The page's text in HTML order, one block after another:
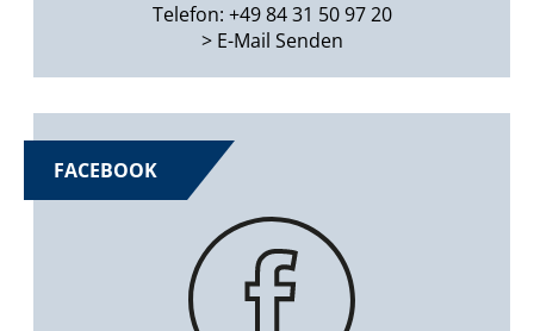
Telefon: +49 84 31 50 97 20
> E-Mail Senden
FACEBOOK